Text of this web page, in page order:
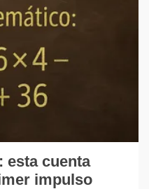
esta cuenta
impulso